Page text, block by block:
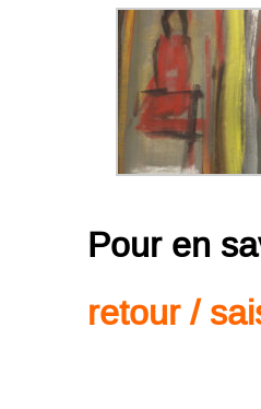
Pour en
retour /